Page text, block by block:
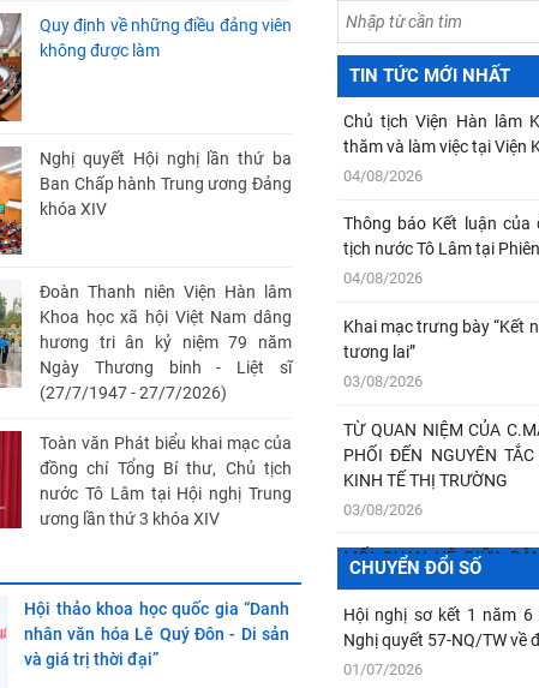
Quy định về những điều đảng viên
không được làm
Nghị quyết Hội nghị lần thứ ba
Ban Chấp hành Trung ương Đảng
khóa XIV
Đoàn Thanh niên Viện Hàn lâm
Khoa học xã hội Việt Nam dâng
hương tri ân kỷ niệm 79 năm
Ngày Thương binh - Liệt sĩ
(27/7/1947 - 27/7/2026)
Toàn văn Phát biểu khai mạc của
đồng chí Tổng Bí thư, Chủ tịch
nước Tô Lâm tại Hội nghị Trung
ương lần thứ 3 khóa XIV
AI VÀ CÁC CÁCH TIẾP CẬN LIÊN
NGÀNH: NHẬN THỨC VỀ RỦI RO
ĐẠO ĐỨC CỦA ỨNG DỤNG AI
Hội thảo khoa học quốc gia “Danh
nhân văn hóa Lê Quý Đôn - Di sản
và giá trị thời đại”
TIN TỨC MỚI NHẤT
Chủ tịch Viện Hàn lâm
thăm và làm việc tại Viện
04/08/2026
Thông báo Kết luận của
tịch nước Tô Lâm tại
04/08/2026
Khai mạc trưng bày “Kết
tương lai”
03/08/2026
TỪ QUAN NIỆM CỦA
PHỐI ĐẾN NGUYÊN
KINH TẾ THỊ TRƯỜNG
03/08/2026
MỐI QUAN HỆ GIỮA
VIỆT NAM THỜI
03/08/2026
CHUYỂN ĐỔI SỐ
Thực hiện Nghị quyết 57:
thực hiện, kiến tạo kết quả
30/07/2026
Không gian phát triển
26/07/2026
trong các cơ quan đảng
22/07/2026
Lâm tại Hội nghị toàn
09/07/2026
Tăng cường kỷ luật thực
09/07/2026
Hội nghị sơ kết 1 năm
Nghị quyết 57-NQ/TW về
01/07/2026